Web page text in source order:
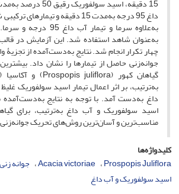
داغ 95 درجه به‌مدت 15 دقیقه و
به‌علاوه سرما و تیمار
به‌عنوان شاهد استفاده شد. این آزمایش در
چهار تکرار انجام شد. نتایج به‌دست‌آمده از تجزیۀ
جوانه‌زنی حاصل از تیمارها را نشان داد.
داغ به‌دست آمد. با توجه به نتایج
اسید سولفوریک و آب داغ به‌ترتیب، برای
مناسب‌ترین و آسان‌ترین روش‌های تحریک
کلیدواژه‌ها
Prospopis Juliflora
Acacia victoriae جوانه زنی
اسید سولفوریک و آب داغ